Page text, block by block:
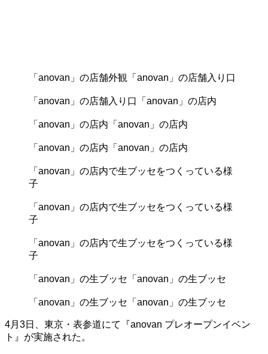
「anovan」の店舗外観 「anovan」の店舗入り口
「anovan」の店舗入り口 「anovan」の店内
「anovan」の店内 「anovan」の店内
「anovan」の店内 「anovan」の店内
「anovan」の店内で生ブッセをつくっている様
子
「anovan」の店内で生ブッセをつくっている様
子
「anovan」の店内で生ブッセをつくっている様
子
「anovan」の生ブッセ 「anovan」の生ブッセ
「anovan」の生ブッセ 「anovan」の生ブッセ
4月3日、東京・表参道にて『anovan プレオープンイベン
ト』が実施された。